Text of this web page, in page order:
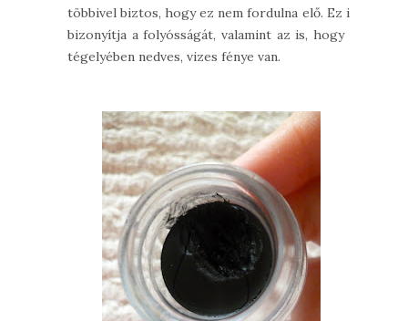
többivel biztos, hogy ez nem fordulna elő. Ez is
bizonyítja a folyósságát, valamint az is, hogy a
tégelyében nedves, vizes fénye van.